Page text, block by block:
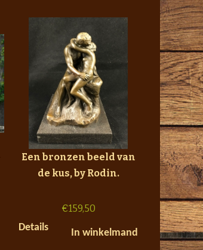
Een bronzen beeld van
de kus, by Rodin.
€159,50
Details
In winkelmand